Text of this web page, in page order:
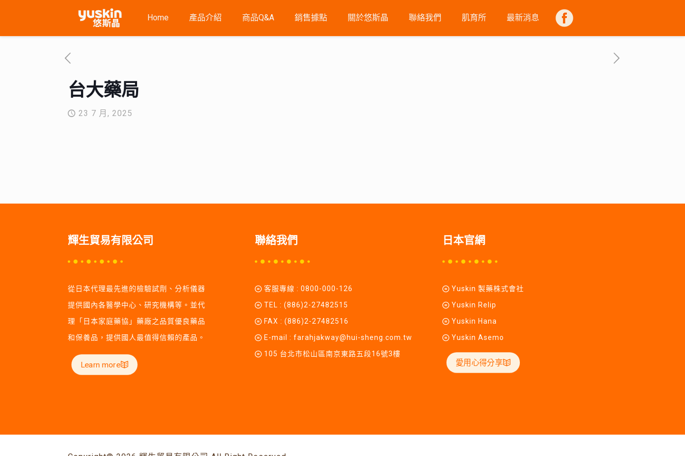
Home 產品介紹 商品Q&A 銷售據點 關於悠斯晶 聯絡我們 肌育所 最新消息 FB
台大藥局
23 7 月, 2025
輝生貿易有限公司
從日本代理最先進的檢驗試劑、分析儀器
提供國內各醫學中心、研究機構等。並代
理「日本家庭藥協」藥廠之品質優良藥品
和保養品，提供國人最值得信賴的產品。
Learn more
聯絡我們
客服專線 :0800-000-126
TEL :(886)2-27482515
FAX : (886)2-27482516
E-mail :farahjakway@hui-sheng.com.tw
105 台北市松山區南京東路五段16號3樓
日本官網
Yuskin 製藥株式會社
Yuskin Relip
Yuskin Hana
Yuskin Asemo
愛用心得分享